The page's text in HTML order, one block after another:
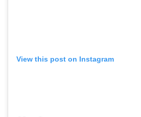
View this post on Instagram